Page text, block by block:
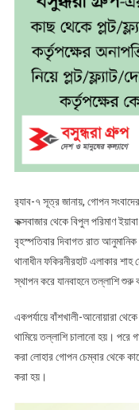
র‌্যাব-৭ সূত্র জানায়, গোপন
কক্সবাজার থেকে বিপুল পরিমাণ
বৃহস্পতিবার দিবাগত রাত
থানাধীন ফকিরনীরহাট এলাকার
স্থাপন করে যানবাহনে তল্লাশি শুরু
একপর্যায়ে বাঁশখালী-আনোয়ারা
থামিয়ে তল্লাশি চালানো হয়। পরে
করা লোহার গোপন চেম্বার থেকে
করা হয়।